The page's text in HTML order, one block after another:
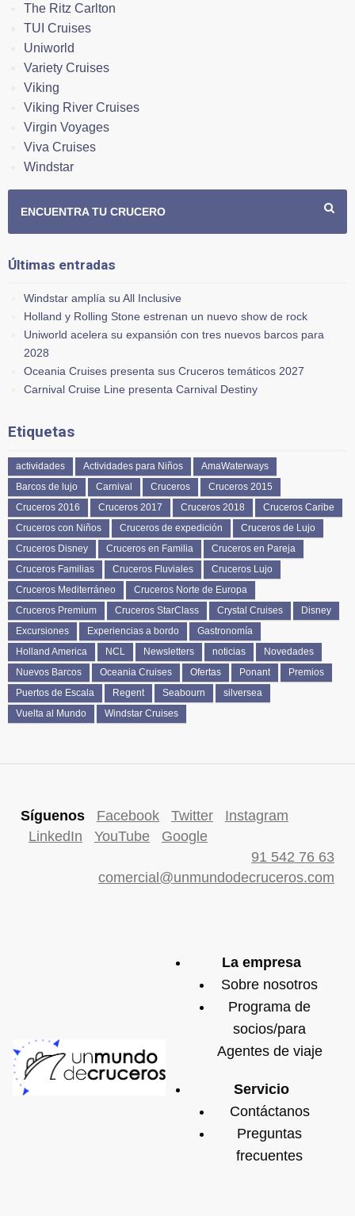
The Ritz Carlton
TUI Cruises
Uniworld
Variety Cruises
Viking
Viking River Cruises
Virgin Voyages
Viva Cruises
Windstar
ENCUENTRA TU CRUCERO
Últimas entradas
Windstar amplía su All Inclusive
Holland y Rolling Stone estrenan un nuevo show de rock
Uniworld acelera su expansión con tres nuevos barcos para
2028
Oceania Cruises presenta sus Cruceros temáticos 2027
Carnival Cruise Line presenta Carnival Destiny
Etiquetas
actividades Actividades para Niños
AmaWaterways
Barcos de lujo
Carnival Cruceros
Cruceros 2015
Cruceros 2016
Cruceros 2017 Cruceros 2018
Cruceros Caribe
Cruceros con Niños
Cruceros de expedición
Cruceros de Lujo
Cruceros Disney
Cruceros en Familia
Cruceros en Pareja
Cruceros Familias
Cruceros Fluviales
Cruceros Lujo
Cruceros Mediterráneo
Cruceros Norte de Europa
Cruceros Premium
Cruceros StarClass Crystal Cruises
Disney
Excursiones
Experiencias a bordo
Gastronomía
Holland America
NCL Newsletters noticias
Novedades
Nuevos Barcos
Oceania Cruises Ofertas Ponant
Premios
Puertos de Escala
Regent Seabourn
silversea
Vuelta al Mundo
Windstar Cruises
Síguenos Facebook Twitter
Instagram
LinkedIn
YouTube
Google
91 542 76 63
comercial@unmundodecruceros.com
La empresa
Sobre nosotros
Programa de
socios/para
Agentes de viaje
Servicio
Contáctanos
Preguntas
frecuentes